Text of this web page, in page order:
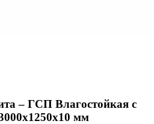
– ГСП Влагостойкая с
мм